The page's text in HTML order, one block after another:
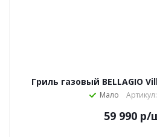
Гриль газовый BELLAGIO
Мало
59 990 р/